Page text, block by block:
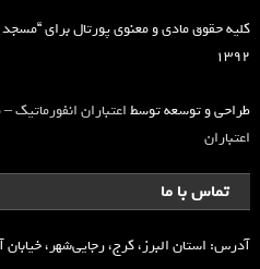
کلیه حقوق مادی و معنوی پورتال برای
۱۳۹۲
طراحی و توسعه توسطاعتباران انفورماتیک–
اعتباران
تماس با ما
آدرس: استان البرز، کرج، رجایی‌شهر،